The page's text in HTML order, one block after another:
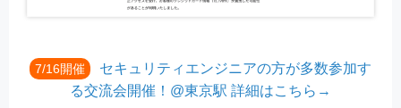
7/16開催
セキュリティエンジニアの方が多数参加す
る交流会開催！@東京駅 詳細はこちら→